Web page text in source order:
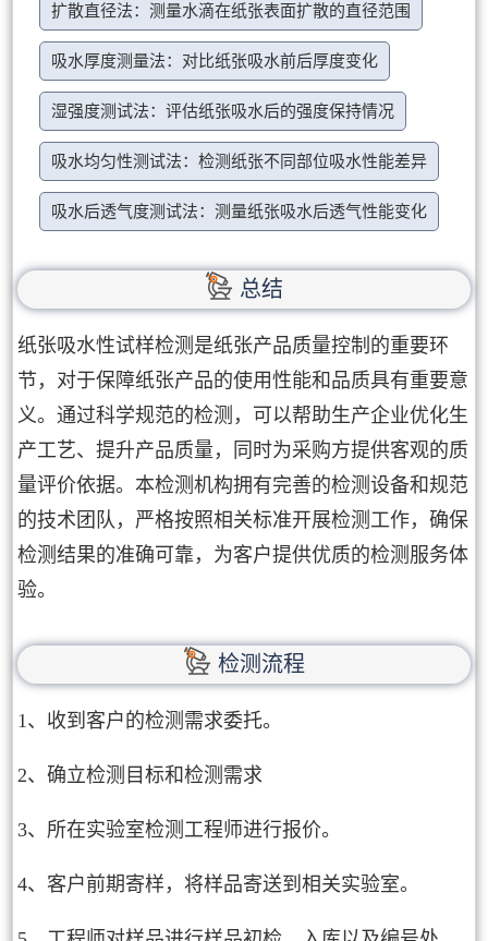
扩散直径法：测量水滴在纸张表面扩散的直径范围
吸水厚度测量法：对比纸张吸水前后厚度变化
湿强度测试法：评估纸张吸水后的强度保持情况
吸水均匀性测试法：检测纸张不同部位吸水性能差异
吸水后透气度测试法：测量纸张吸水后透气性能变化
总结
纸张吸水性试样检测是纸张产品质量控制的重要环
节，对于保障纸张产品的使用性能和品质具有重要意
义。通过科学规范的检测，可以帮助生产企业优化生
产工艺、提升产品质量，同时为采购方提供客观的质
量评价依据。本检测机构拥有完善的检测设备和规范
的技术团队，严格按照相关标准开展检测工作，确保
检测结果的准确可靠，为客户提供优质的检测服务体
验。
检测流程
1、收到客户的检测需求委托。
2、确立检测目标和检测需求
3、所在实验室检测工程师进行报价。
4、客户前期寄样，将样品寄送到相关实验室。